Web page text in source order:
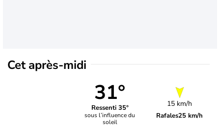
Cet après-midi
31°
Ressenti 35°
sous l’influence du
soleil
15 km/h
Rafales25 km/h